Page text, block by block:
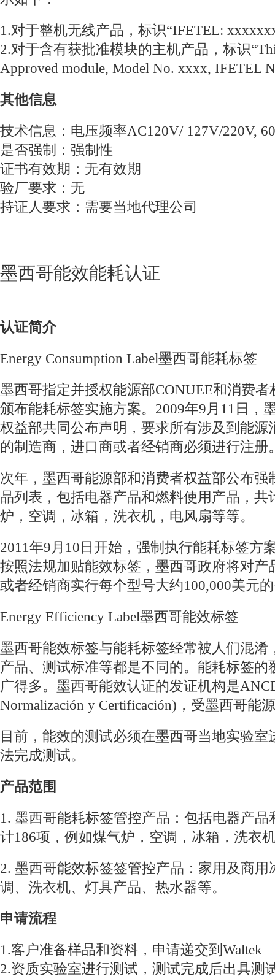
1.对于整机无线产品，标识“IFETEL:
2.对于含有获批准模块的主机产品，标识
Approved module, Model No. xxxx, IFETEL
其他信息
技术信息：电压频率AC120V/ 127V/220V,
是否强制：强制性
证书有效期：无有效期
验厂要求：无
持证人要求：需要当地代理公司
墨西哥能效能耗认证
认证简介
Energy Consumption Label墨西哥能耗标签
墨西哥指定并授权能源部CONUEE和消费者
颁布能耗标签实施方案。2009年9月11日，
权益部共同公布声明，要求所有涉及到能源
的制造商，进口商或者经销商必须进行注册
次年，墨西哥能源部和消费者权益部公布强
品列表，包括电器产品和燃料使用产品，共
炉，空调，冰箱，洗衣机，电风扇等等。
2011年9月10日开始，强制执行能耗标签方
按照法规加贴能效标签，墨西哥政府将对产
或者经销商实行每个型号大约100,000美元
Energy Efficiency Label墨西哥能效标签
墨西哥能效标签与能耗标签经常被人们混淆
产品、测试标准等都是不同的。能耗标签的
广得多。墨西哥能效认证的发证机构是
Normalización y Certificación)，受墨西哥能
目前，能效的测试必须在墨西哥当地实验室
法完成测试。
产品范围
1. 墨西哥能耗标签管控产品：包括电器产
计186项，例如煤气炉，空调，冰箱，洗衣
2. 墨西哥能效标签签管控产品：家用及商用
调、洗衣机、灯具产品、热水器等。
申请流程
1.客户准备样品和资料，申请递交到Waltek
2.资质实验室进行测试，测试完成后出具测